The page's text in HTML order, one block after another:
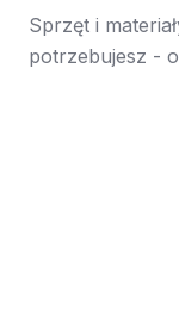
Sprzęt i
potrzebujesz -